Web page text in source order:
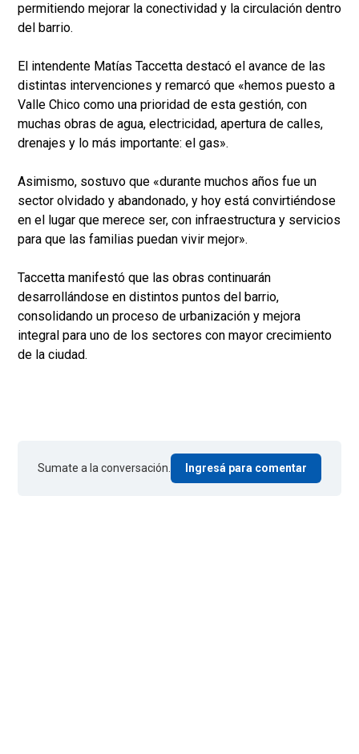
permitiendo mejorar la conectividad y la circulación dentro
del barrio.
El intendente Matías Taccetta destacó el avance de las
distintas intervenciones y remarcó que «hemos puesto a
Valle Chico como una prioridad de esta gestión, con
muchas obras de agua, electricidad, apertura de calles,
drenajes y lo más importante: el gas».
Asimismo, sostuvo que «durante muchos años fue un
sector olvidado y abandonado, y hoy está convirtiéndose
en el lugar que merece ser, con infraestructura y servicios
para que las familias puedan vivir mejor».
Taccetta manifestó que las obras continuarán
desarrollándose en distintos puntos del barrio,
consolidando un proceso de urbanización y mejora
integral para uno de los sectores con mayor crecimiento
de la ciudad.
Sumate a la conversación. Ingresá para comentar